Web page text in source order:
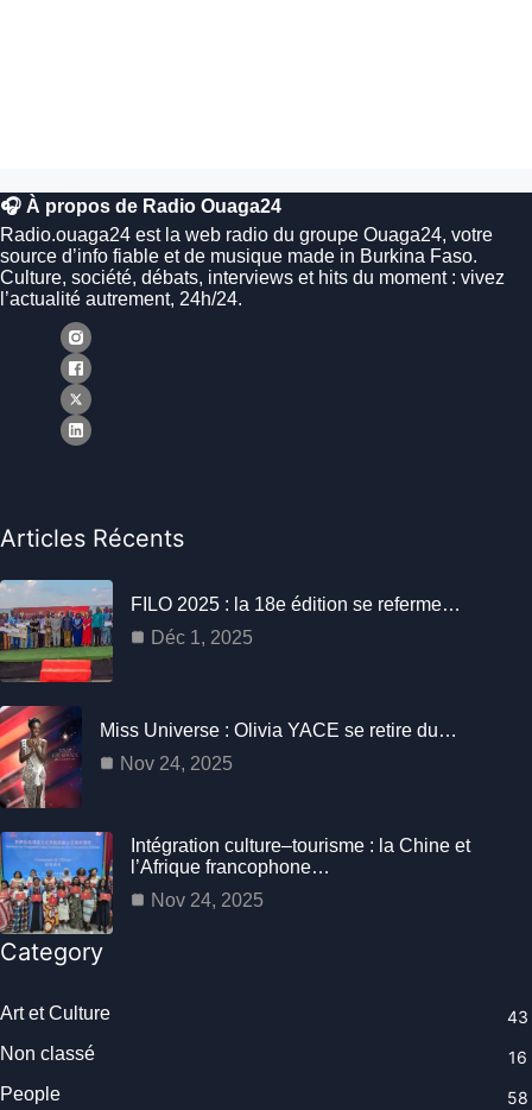
🎧 À propos de Radio Ouaga24
Radio.ouaga24 est la web radio du groupe Ouaga24, votre
source d’info fiable et de musique made in Burkina Faso.
Culture, société, débats, interviews et hits du moment : vivez
l’actualité autrement, 24h/24.
Articles Récents
FILO 2025 : la 18e édition se referme…
Déc 1, 2025
Miss Universe : Olivia YACE se retire du…
Nov 24, 2025
Intégration culture–tourisme : la Chine et
l’Afrique francophone…
Nov 24, 2025
Category
Art et Culture
43
Non classé
16
People
58